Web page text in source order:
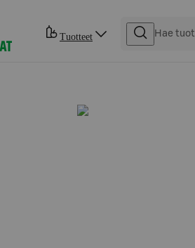
Tuotteet